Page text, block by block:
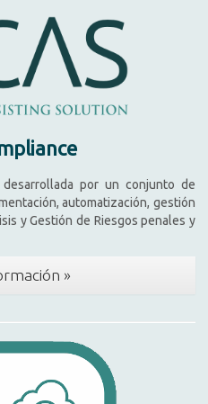
por un conjunto de
automatización, gestión
y Gestión de Riesgos penales y
»